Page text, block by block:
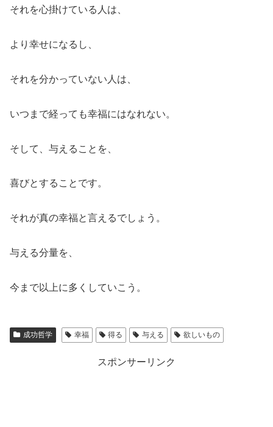
それを心掛けている人は、
より幸せになるし、
それを分かっていない人は、
いつまで経っても幸福にはなれない。
そして、与えることを、
喜びとすることです。
それが真の幸福と言えるでしょう。
与える分量を、
今まで以上に多くしていこう。
成功哲学 幸福 得る 与える 欲しいもの
スポンサーリンク